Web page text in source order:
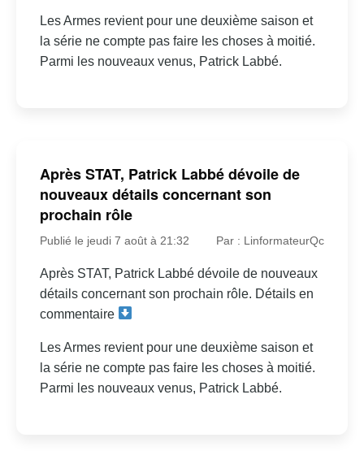
Les Armes revient pour une deuxième saison et
la série ne compte pas faire les choses à moitié.
Parmi les nouveaux venus, Patrick Labbé.
Après STAT, Patrick Labbé dévoile de
nouveaux détails concernant son
prochain rôle
Publié le jeudi 7 août à 21:32 Par : LinformateurQc
Après STAT, Patrick Labbé dévoile de nouveaux
détails concernant son prochain rôle. Détails en
commentaire
Les Armes revient pour une deuxième saison et
la série ne compte pas faire les choses à moitié.
Parmi les nouveaux venus, Patrick Labbé.